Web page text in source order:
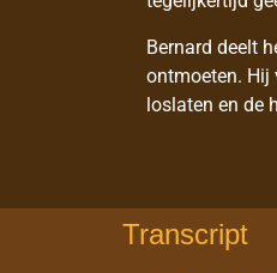
Bernard deelt
ontmoeten. Hij
loslaten en de
Transcript